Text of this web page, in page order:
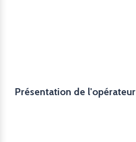
Présentation de l'opérateur